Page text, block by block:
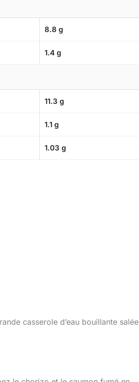
8.8 g
1.4 g
11.3 g
1.1 g
1.03 g
casserole d’eau bouillante salée